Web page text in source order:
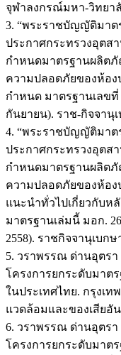
จุฬาลงกรณ์มหา-วิทยาลั
3. “พระราชบัญญัติมาต
ประกาศกระทรวงอุตสา
กำหนดมาตรฐานผลิต
ความปลอดภัยของห้อง
กำหนด มาตรฐานเลขที่
กันยายน). ราช-กิจจานุเ
4. “พระราชบัญญัติมาต
ประกาศกระทรวงอุตสา
กำหนดมาตรฐานผลิต
ความปลอดภัยของห้อง
แนะนำทั่วไปเกี่ยวกับห
มาตรฐานเล่มนี้ มอก.
2558). ราชกิจจานุเบกษ
5. วราพรรณ ด่านอุตร
โครงการยกระดับมาต
ในประเทศไทย. กรุงเท
แวดล้อมและของเสียอัน
6. วราพรรณ ด่านอุตร
โครงการยกระดับมาต